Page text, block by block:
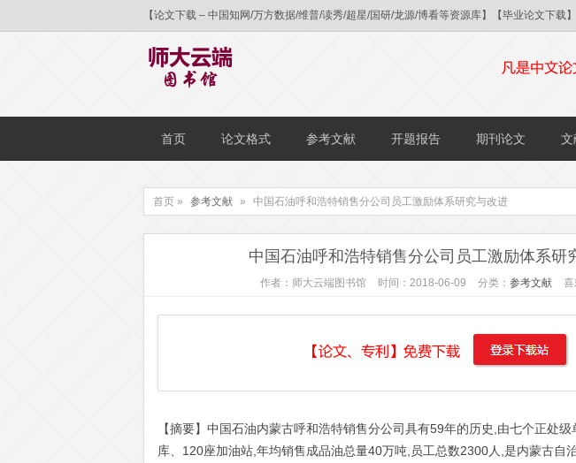
【论文下载 – 中国知网/万方数据/维普/读秀/超星/国研/龙源/博看等资源库】【毕业论文下
首页 论文格式 参考文献 开题报告 期刊论文 文
首页 » 参考文献 » 中国石油呼和浩特销售分公司员工激励体系研究与改进
中国石油呼和浩特销售分公司员工激励体系研
作者：师大云端图书馆 时间：2018-06-09 分类： 参考文献
【摘要】中国石油内蒙古呼和浩特销售分公司具有59年的历史,由七个正处
库、120座加油站,年均销售成品油总量40万吨,员工总数2300人,是内蒙古自